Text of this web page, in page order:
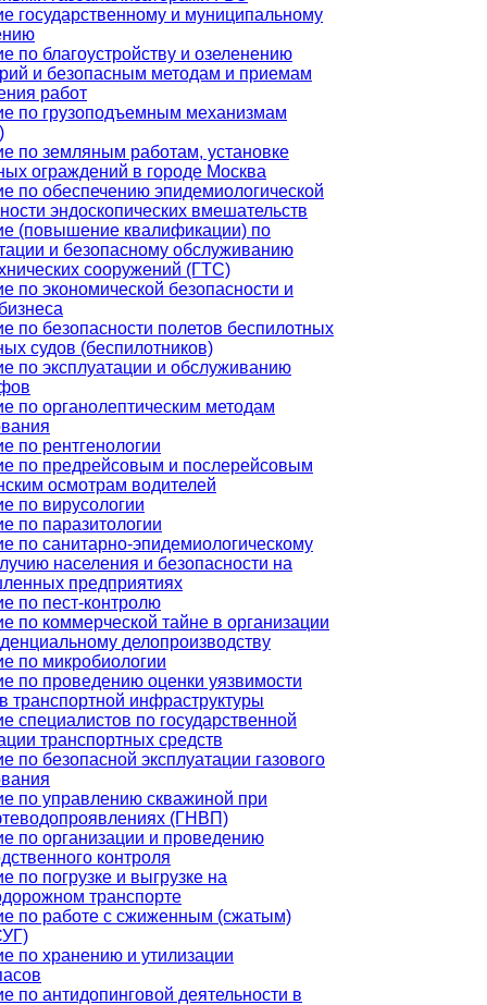
государственному и муниципальному
по благоустройству и озеленению
и безопасным методам и приемам
работ
по грузоподъемным механизмам
по земляным работам, установке
ограждений в городе Москва
по обеспечению эпидемиологической
эндоскопических вмешательств
(повышение квалификации) по
и безопасному обслуживанию
сооружений (ГТС)
по экономической безопасности и
по безопасности полетов беспилотных
судов (беспилотников)
по эксплуатации и обслуживанию
по органолептическим методам
по рентгенологии
по предрейсовым и послерейсовым
осмотрам водителей
по вирусологии
по паразитологии
по санитарно-эпидемиологическому
населения и безопасности на
предприятиях
по пест-контролю
по коммерческой тайне в организации
делопроизводству
по микробиологии
по проведению оценки уязвимости
транспортной инфраструктуры
специалистов по государственной
транспортных средств
по безопасной эксплуатации газового
по управлению скважиной при
(ГНВП)
по организации и проведению
контроля
по погрузке и выгрузке на
транспорте
по работе с сжиженным (сжатым)
по хранению и утилизации
по антидопинговой деятельности в